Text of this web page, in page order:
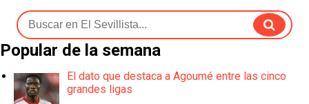
Popular de la semana
El dato que destaca a Agoumé entre las cinco
grandes ligas